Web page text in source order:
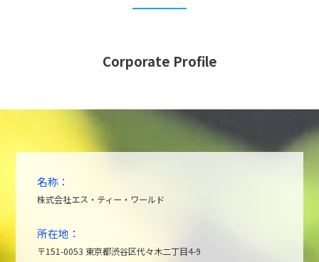
Corporate Profile
名称：
株式会社エス・ティー・ワールド
所在地：
〒151-0053 東京都渋谷区代々木二丁目4-9